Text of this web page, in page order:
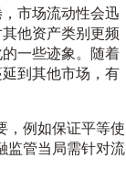
市场流动性会迅
他资产类别更频
一些迹象。随着
到其他市场，有
，例如保证平等使
监管当局需针对流